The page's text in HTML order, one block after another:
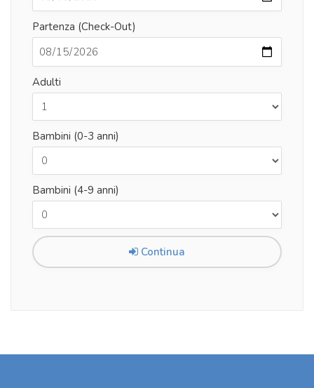
Partenza (Check-Out)
Adulti
Bambini (0-3 anni)
Bambini (4-9 anni)
Continua